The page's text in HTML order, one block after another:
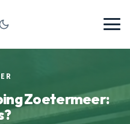
Zoetermeer: